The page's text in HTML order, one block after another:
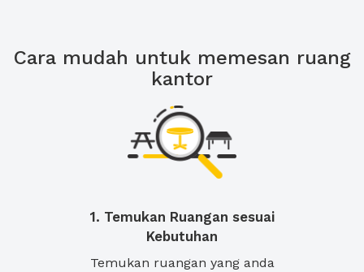
Cara mudah untuk memesan ruang
kantor
1. Temukan Ruangan sesuai
Kebutuhan
Temukan ruangan yang anda